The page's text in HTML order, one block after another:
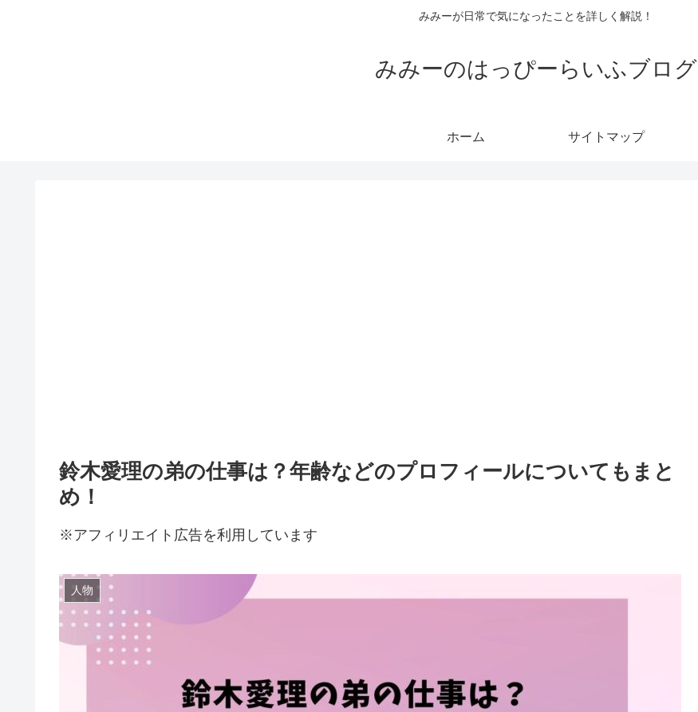
みみーが日常で気になったことを詳しく解説！
みみーのはっぴーらいふブログ
ホーム サイトマップ
鈴木愛理の弟の仕事は？年齢などのプロフィールについてもまと
め！
※アフィリエイト広告を利用しています
人物